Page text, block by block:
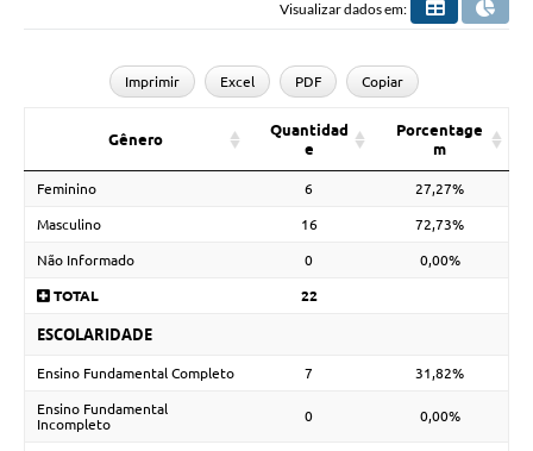
Visualizar dados em:
Imprimir Excel PDF Copiar
Gênero
Quantidad
e
Porcentage
m
Feminino 6 27,27%
Masculino 16 72,73%
Não Informado 0 0,00%
TOTAL 22
ESCOLARIDADE
Ensino Fundamental Completo 7 31,82%
Ensino Fundamental
Incompleto
0 0,00%